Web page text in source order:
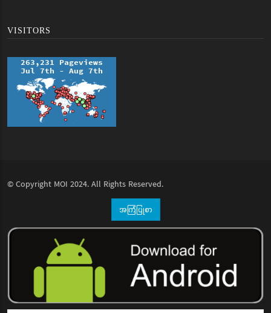
VISITORS
© Copyright MOI 2024. All Rights Reserved.
အကြံပြုစာ